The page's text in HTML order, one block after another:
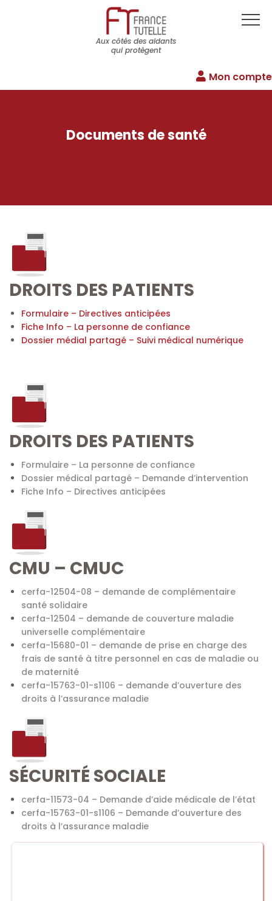
Aux côtés des aidants
qui protègent
Mon compte
Documents de santé
DROITS DES PATIENTS
Formulaire – Directives anticipées
Fiche Info – La personne de confiance
Dossier médial partagé – Suivi médical numérique
DROITS DES PATIENTS
Formulaire – La personne de confiance
Dossier médical partagé – Demande d’intervention
Fiche Info – Directives anticipées
CMU – CMUC
cerfa-12504-08 – demande de complémentaire
santé solidaire
cerfa-12504 – demande de couverture maladie
universelle complémentaire
cerfa-15680-01 – demande de prise en charge des
frais de santé à titre personnel en cas de maladie ou
de maternité
cerfa-15763-01-s1106 – demande d’ouverture des
droits à l’assurance maladie
SÉCURITÉ SOCIALE
cerfa-11573-04 – Demande d’aide médicale de l’état
cerfa-15763-01-s1106 – Demande d’ouverture des
droits à l’assurance maladie